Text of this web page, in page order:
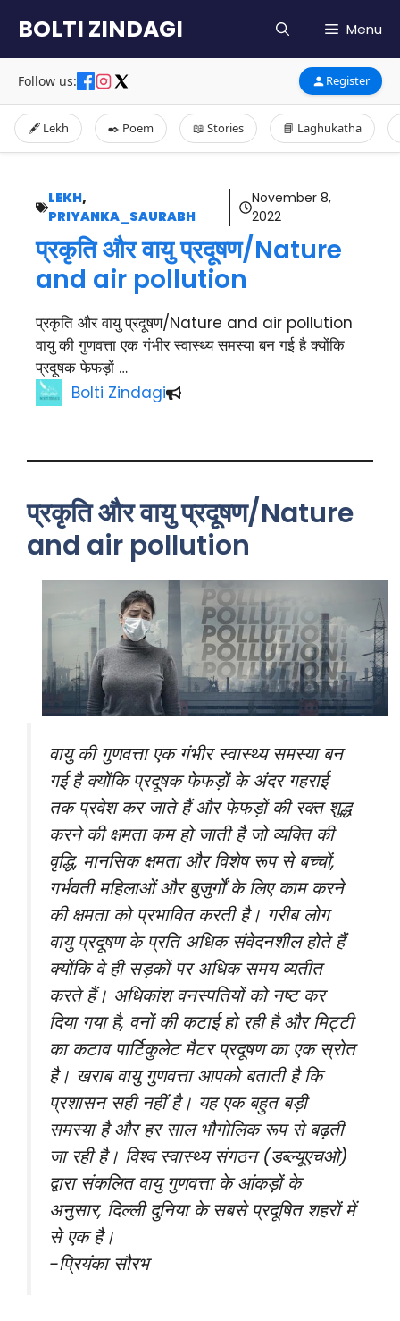
content
BOLTI ZINDAGI Menu
Follow us: Register
🖋️ Lekh ✒️ Poem 📖 Stories 📘 Laghukatha
LEKH,
PRIYANKA_SAURABH
November 8,
2022
प्रकृति और वायु प्रदूषण/Nature
and air pollution
प्रकृति और वायु प्रदूषण/Nature and air pollution
वायु की गुणवत्ता एक गंभीर स्वास्थ्य समस्या बन गई है क्योंकि
प्रदूषक फेफड़ों …
Bolti Zindagi
प्रकृति और वायु प्रदूषण/Nature
and air pollution
वायु की गुणवत्ता एक गंभीर स्वास्थ्य समस्या बन
गई है क्योंकि प्रदूषक फेफड़ों के अंदर गहराई
तक प्रवेश कर जाते हैं और फेफड़ों की रक्त शुद्ध
करने की क्षमता कम हो जाती है जो व्यक्ति की
वृद्धि, मानसिक क्षमता और विशेष रूप से बच्चों,
गर्भवती महिलाओं और बुजुर्गों के लिए काम करने
की क्षमता को प्रभावित करती है। गरीब लोग
वायु प्रदूषण के प्रति अधिक संवेदनशील होते हैं
क्योंकि वे ही सड़कों पर अधिक समय व्यतीत
करते हैं। अधिकांश वनस्पतियों को नष्ट कर
दिया गया है, वनों की कटाई हो रही है और मिट्टी
का कटाव पार्टिकुलेट मैटर प्रदूषण का एक स्रोत
है। खराब वायु गुणवत्ता आपको बताती है कि
प्रशासन सही नहीं है। यह एक बहुत बड़ी
समस्या है और हर साल भौगोलिक रूप से बढ़ती
जा रही है। विश्व स्वास्थ्य संगठन (डब्ल्यूएचओ)
द्वारा संकलित वायु गुणवत्ता के आंकड़ों के
अनुसार, दिल्ली दुनिया के सबसे प्रदूषित शहरों में
से एक है।
-प्रियंका सौरभ